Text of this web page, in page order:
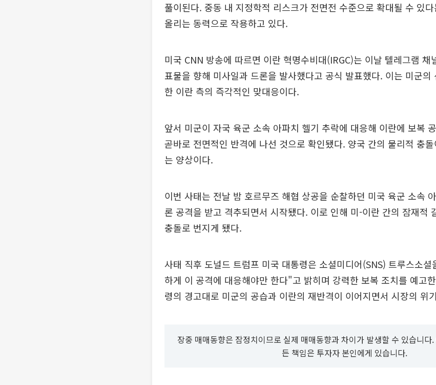
풀이된다. 중동 내 지정학적 리스크가 전면전 수준으로 확대될 수 있
올리는 동력으로 작용하고 있다.
미국 CNN 방송에 따르면 이란 혁명수비대(IRGC)는 이날 텔레그램 채
표물을 향해 미사일과 드론을 발사했다고 공식 발표했다. 이는 미군의
한 이란 측의 즉각적인 맞대응이다.
앞서 미군이 자국 육군 소속 아파치 헬기 추락에 대응해 이란에 보복
곧바로 전면적인 반격에 나선 것으로 확인됐다. 양국 간의 물리적 충
는 양상이다.
이번 사태는 전날 밤 호르무즈 해협 상공을 순찰하던 미국 육군 소속
론 공격을 받고 격추되면서 시작됐다. 이로 인해 미-이란 간의 잠재적
충돌로 번지게 됐다.
사태 직후 도널드 트럼프 미국 대통령은 소셜미디어(SNS) 트루스소
하게 이 공격에 대응해야만 한다"고 밝히며 강력한 보복 조치를 예고
령의 경고대로 미군의 공습과 이란의 재반격이 이어지면서 시장의 위
장중 매매동향은 잠정치이므로 실제 매매동향과 차이가 발생할 수 있습니다
든 책임은 투자자 본인에게 있습니다.